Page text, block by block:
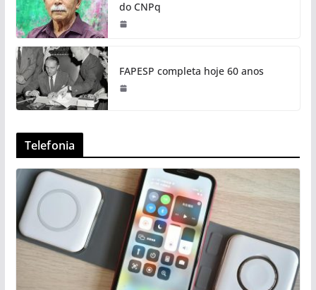
do CNPq
FAPESP completa hoje 60 anos
Telefonia